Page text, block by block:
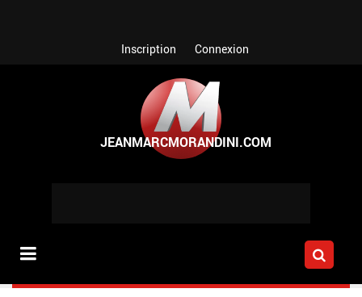
Inscription Connexion